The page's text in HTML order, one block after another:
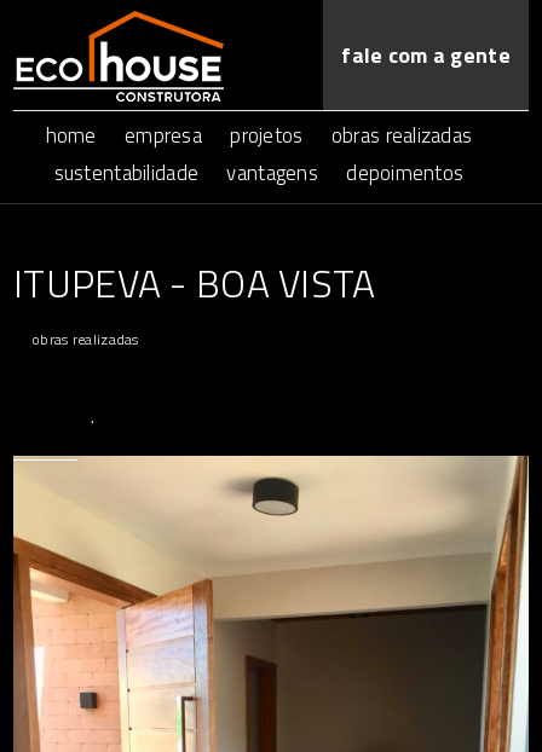
fale com a gente
home empresa projetos
obras realizadas
sustentabilidade
vantagens depoimentos
ITUPEVA - BOA VISTA
obras realizadas
.